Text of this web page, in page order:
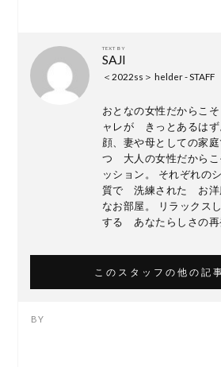
TEXT BY
SAJI
＜2022ss＞ helder - STAFF
おとなの女性だからこ
ャレが きっとあるはず
顔、妻や母としての家
つ 大人の女性だから
ッション。 それぞれの
質で 洗練された お洋
なお部屋。 リラックス
する あなたらしさの再
このスタッフの他の記